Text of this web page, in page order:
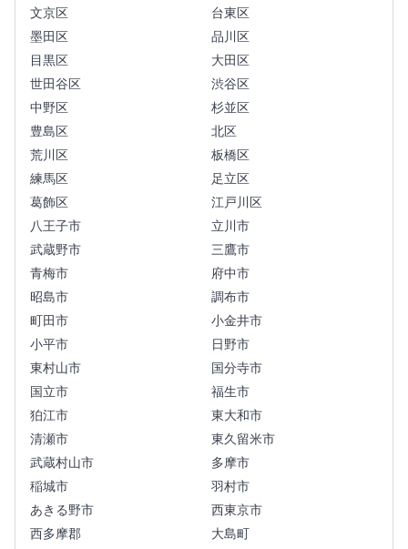
文京区
台東区
墨田区
品川区
目黒区
大田区
世田谷区
渋谷区
中野区
杉並区
豊島区
北区
荒川区
板橋区
練馬区
足立区
葛飾区
江戸川区
八王子市
立川市
武蔵野市
三鷹市
青梅市
府中市
昭島市
調布市
町田市
小金井市
小平市
日野市
東村山市
国分寺市
国立市
福生市
狛江市
東大和市
清瀬市
東久留米市
武蔵村山市
多摩市
稲城市
羽村市
あきる野市
西東京市
西多摩郡
大島町